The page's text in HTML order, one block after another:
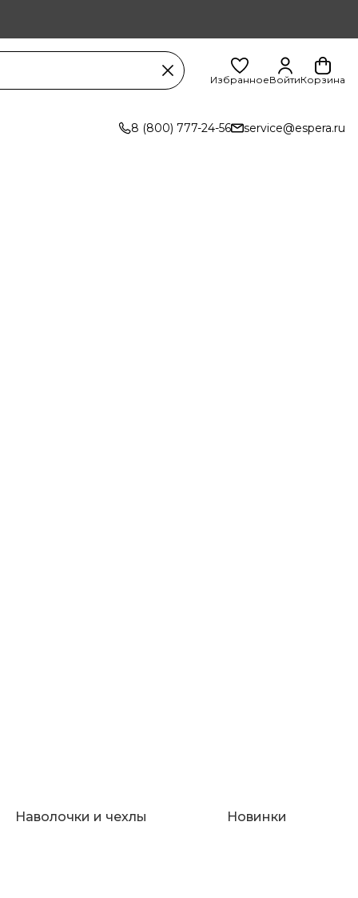
ИзбранноеВойтиКорзина
8 (800) 777-24-56 service@espera.ru
Наволочки и чехлы Новинки